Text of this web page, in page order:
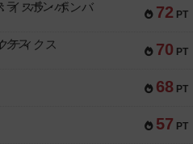
72 PT
イスラ・ボンバ
70 PT
ティクス
68 PT
57 PT